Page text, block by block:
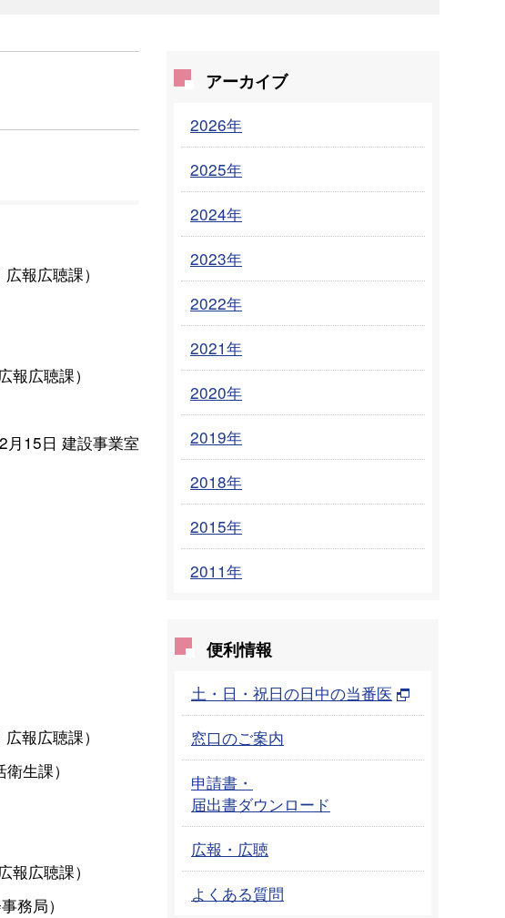
広報広聴課）
報広聴課）
月15日 建設事業室
広報広聴課）
衛生課）
報広聴課）
務局）
アーカイブ
2026年
2025年
2024年
2023年
2022年
2021年
2020年
2019年
2018年
2015年
2011年
便利情報
土・日・祝日の日中の当番医
窓口のご案内
申請書・
届出書ダウンロード
広報・広聴
よくある質問